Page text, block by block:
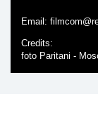
Email:
Credits
foto Paritani -